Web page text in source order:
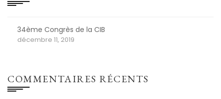
34ème Congrès de la CIB
décembre 11, 2019
COMMENTAIRES RÉCENTS